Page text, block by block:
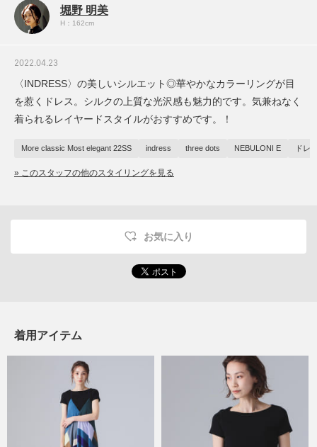
堀野 明美
H：162cm
2022.04.23
〈INDRESS〉の美しいシルエット◎華やかなカラーリングが目
を惹くドレス。シルクの上質な光沢感も魅力的です。気兼ねなく
着られるレイヤードスタイルがおすすめです。！
More classic Most elegant 22SS indress three dots NEBULONI E ドレ
» このスタッフの他のスタイリングを見る
お気に入り
着用アイテム